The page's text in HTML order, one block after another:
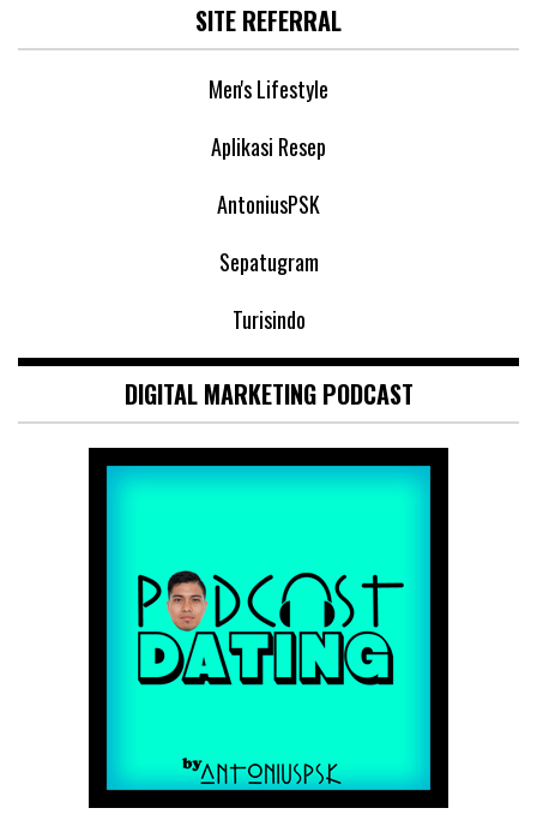
SITE REFERRAL
Men's Lifestyle
Aplikasi Resep
AntoniusPSK
Sepatugram
Turisindo
DIGITAL MARKETING PODCAST